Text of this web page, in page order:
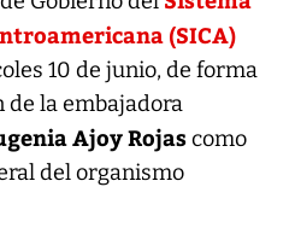
(SICA)
10 de junio, de forma
la embajadora
Ajoy Rojascomo
del organismo